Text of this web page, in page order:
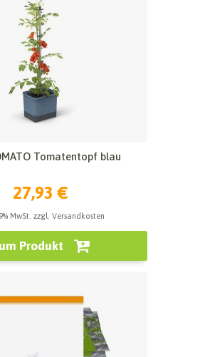
Tomatentopf blau
27,93 €
MwSt. zzgl. Versandkosten
Produkt